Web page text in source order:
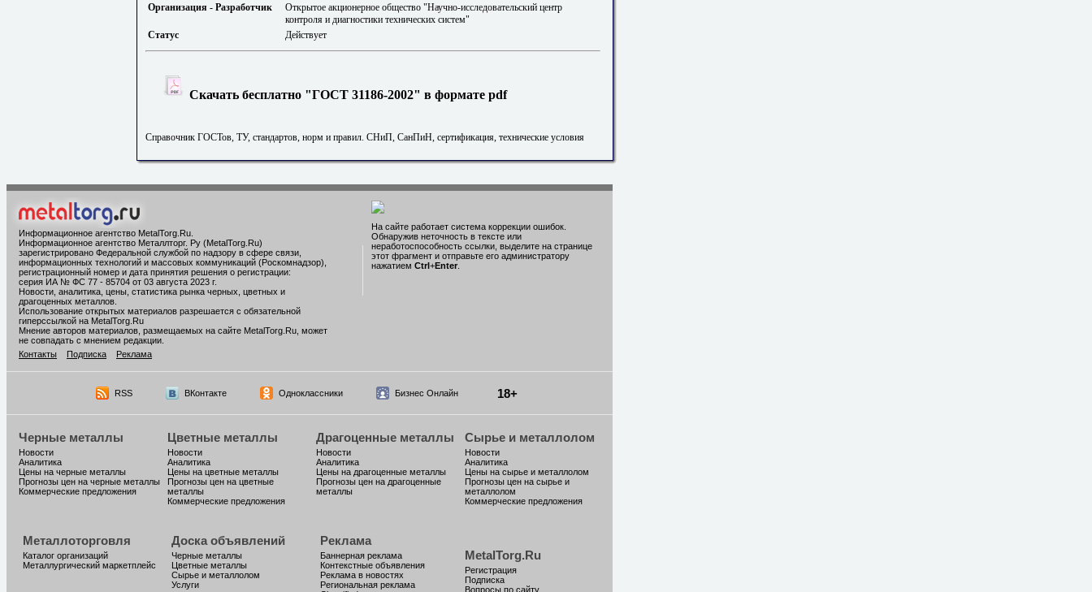
Организация - Разработчик
Открытое акционерное общество "Научно-исследовательский центр
контроля и диагностики технических систем"
Статус
Действует
Скачать бесплатно "ГОСТ 31186-2002" в формате pdf
Справочник ГОСТов, ТУ, стандартов, норм и правил. СНиП, СанПиН, сертификация, технические условия
Информационное агентство MetalTorg.Ru
Информационное агентство Металлторг. Ру (MetalTorg.Ru)
зарегистрировано Федеральной службой по надзору в сфере связи,
информационных технологий и массовых коммуникаций (Роскомнадзор),
регистрационный номер и дата принятия решения о регистрации:
серия ИА № ФС 77 - 85704 от 03 августа 2023 г.
Новости, аналитика, цены, статистика рынка черных, цветных и
драгоценных металлов.
Использование открытых материалов разрешается с обязательной
гиперссылкой на MetalTorg.Ru
Мнение авторов материалов, размещаемых на сайте MetalTorg.Ru, может
не совпадать с мнением редакции.
Контакты
Подписка Реклама
На сайте работает система коррекции ошибок.
Обнаружив неточность в тексте или
неработоспособность ссылки, выделите на странице
этот фрагмент и отправьте его администратору
нажатием Ctrl+Enter
RSS ВКонтакте Одноклассники Бизнес Онлайн 18+
Черные металлы
Новости
Аналитика
Цены на черные металлы
Прогнозы цен на черные металлы
Коммерческие предложения
Цветные металлы
Новости
Аналитика
Цены на цветные металлы
Прогнозы цен на цветные
металлы
Коммерческие предложения
Драгоценные металлы
Новости
Аналитика
Цены на драгоценные металлы
Прогнозы цен на драгоценные
металлы
Сырье и металлолом
Новости
Аналитика
Цены на сырье и металлолом
Прогнозы цен на сырье и
металлолом
Коммерческие предложения
Металлоторговля
Каталог организаций
Металлургический маркетплейс
Доска объявлений
Черные металлы
Цветные металлы
Сырье и металлолом
Услуги
Реклама
Баннерная реклама
Контекстные объявления
Реклама в новостях
Региональная реклама
MetalTorg.Ru
Регистрация
Подписка
Вопросы по сайту